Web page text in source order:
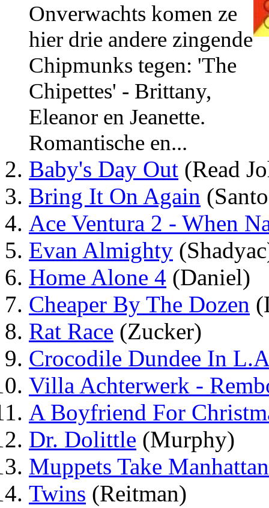
Onverwachts komen ze
hier drie andere zingende
Chipmunks tegen: 'The
Chipettes' - Brittany,
Eleanor en Jeanette.
Romantische en...
Baby's Day Out (Read
Bring It On Again
Ace Ventura 2 - When
Evan Almighty
Home Alone 4 (Daniel)
Cheaper By The Dozen
Rat Race (Zucker)
Crocodile Dundee In
Villa Achterwerk -
A Boyfriend For
Dr. Dolittle (Murphy)
Muppets Take Manhattan
Twins (Reitman)